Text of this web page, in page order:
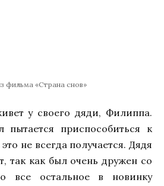
фильма «Страна снов»
у своего дяди, Филиппа.
приспособиться к
не всегда получается. Дядя
так как был очень дружен со
все остальное в новинку